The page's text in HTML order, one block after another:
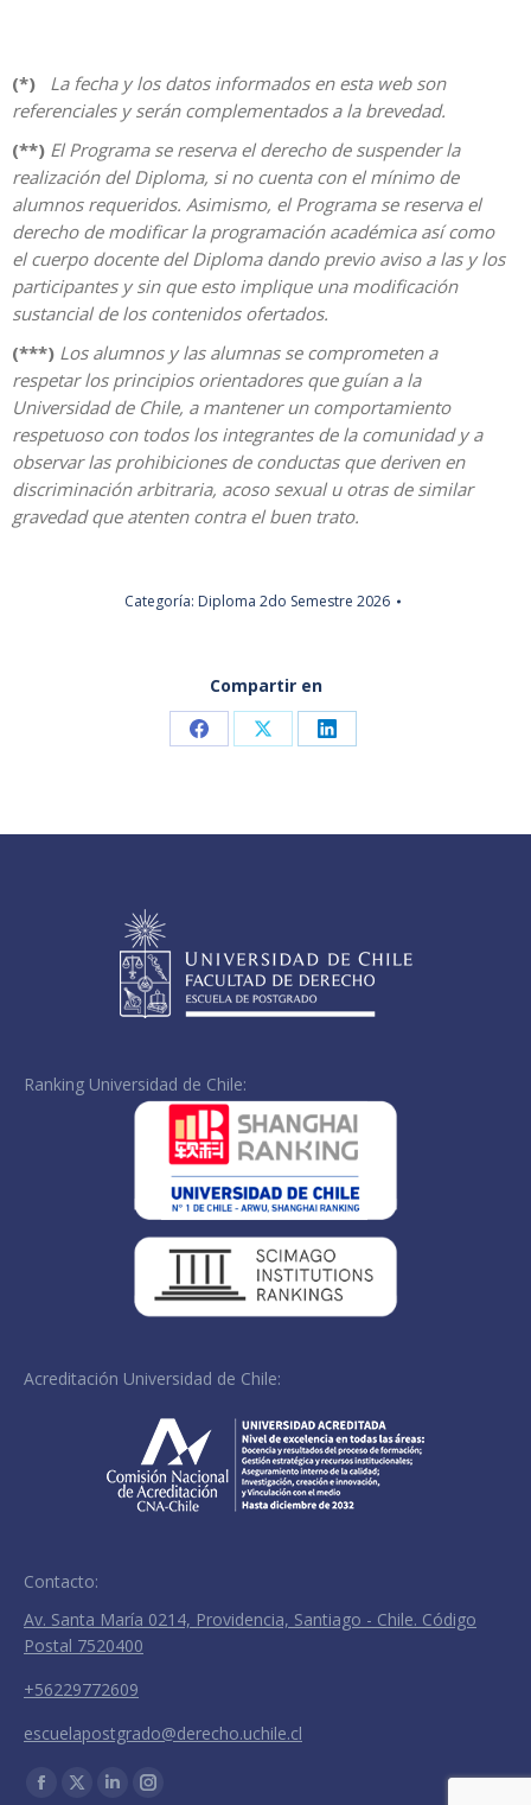
(*)
La fecha y los datos informados en esta web son
referenciales y serán complementados a la brevedad.
(**) El Programa se reserva el derecho de suspender la
realización del Diploma, si no cuenta con el mínimo de
alumnos requeridos. Asimismo, el Programa se reserva el
derecho de modificar la programación académica así como
el cuerpo docente del Diploma dando previo aviso a las y los
participantes y sin que esto implique una modificación
sustancial de los contenidos ofertados.
(***) Los alumnos y las alumnas se comprometen a
respetar los principios orientadores que guían a la
Universidad de Chile, a mantener un comportamiento
respetuoso con todos los integrantes de la comunidad y a
observar las prohibiciones de conductas que deriven en
discriminación arbitraria, acoso sexual u otras de similar
gravedad que atenten contra el buen trato.
Categoría: Diploma 2do Semestre 2026
Compartir en
Share Share Share
Ranking Universidad de Chile:
Acreditación Universidad de Chile:
Contacto:
Av. Santa María 0214, Providencia, Santiago - Chile. Código
Postal 7520400
+56229772609
escuelapostgrado@derecho.uchile.cl
Encuéntranos en:
Facebook
X LinkedinInstagram